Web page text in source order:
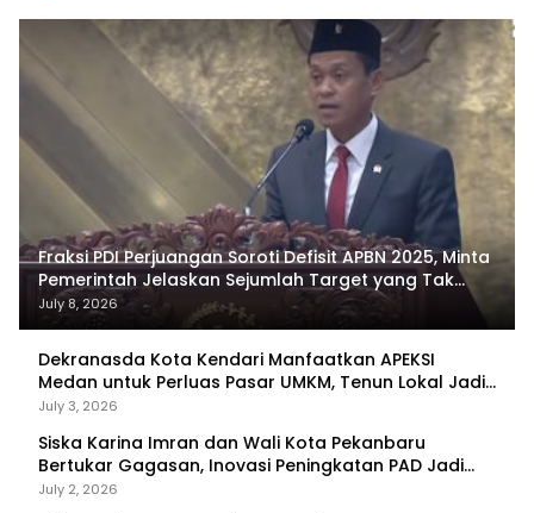
Fraksi PDI Perjuangan Soroti Defisit APBN 2025, Minta
Pemerintah Jelaskan Sejumlah Target yang Tak
Tercapai
July 8, 2026
Dekranasda Kota Kendari Manfaatkan APEKSI
Medan untuk Perluas Pasar UMKM, Tenun Lokal Jadi
Primadona
July 3, 2026
Siska Karina Imran dan Wali Kota Pekanbaru
Bertukar Gagasan, Inovasi Peningkatan PAD Jadi
Fokus Diskusi
July 2, 2026